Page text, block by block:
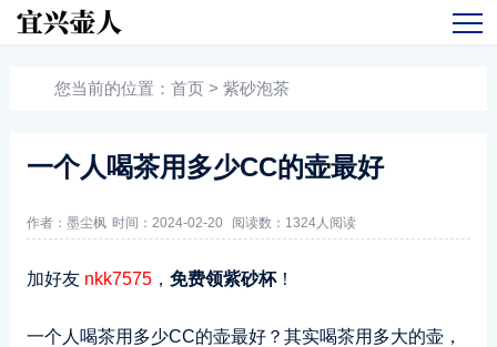
您当前的位置： 首页 > 紫砂泡茶
一个人喝茶用多少CC的壶最好
作者：墨尘枫 时间：2024-02-20 阅读数： 1324人阅读
加好友 nkk7575， 免费领紫砂杯！
一个人喝茶用多少CC的壶最好？其实喝茶用多大的壶，